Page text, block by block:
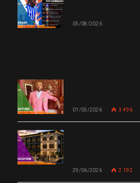
05/08/2026
01/05/2026 3 496
29/06/2026 2 192